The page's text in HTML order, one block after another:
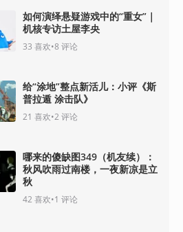
如何演绎悬疑游戏中的“重女”｜
机核专访土屋李央
33 喜欢•8 评论
给“涂地”整点新活儿：小评《斯
普拉遁 涂击队》
21 喜欢•2 评论
哪来的傻缺图349（机友续）：
秋风吹雨过南楼，一夜新凉是立
秋
42 喜欢•1 评论